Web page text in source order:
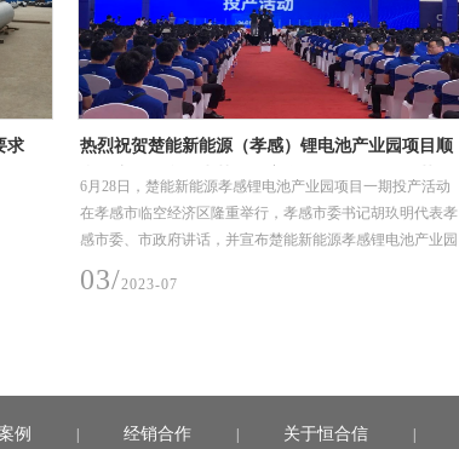
求
热烈祝贺楚能新能源（孝感）锂电池产业园项目顺
道系统产品
6月28日，楚能新能源孝感锂电池产业园项目一期投产活动
在孝感市临空经济区隆重举行，孝感市委书记胡玖明代表孝
感市委、市政府讲话，并宣布楚能新能源孝感锂电池产业园
03/2023-07
例 | 经销合作 | 关于恒合信 |